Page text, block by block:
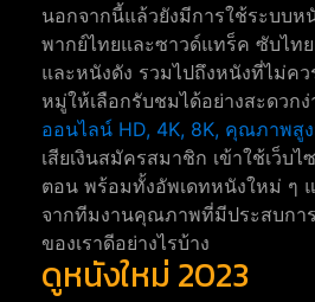
นอกจากนี้แล้วยังมีการใช้ระบบห
พากย์ไทยและซาวด์แทร็ค ซับไท
และหนังดัง รวมไปถึงหนังที่ไม่ค
หมู่ให้เลือกรับชมได้อย่างสะดวกง่
ออนไลน์ HD, 4K, 8K, คุณภาพสู
เสียเงินสมัครสมาชิก เข้าใช้เว็บไ
ตอน พร้อมทั้งอัพเดทหนังใหม่ ๆ
จากทีมงานคุณภาพที่มีประสบกา
ของเราดีอย่างไรบ้าง
ดูหนังใหม่ 2023